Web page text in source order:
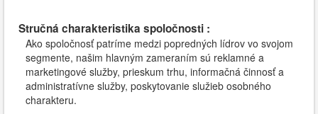
Stručná charakteristika spoločnosti :
Ako spoločnosť patríme medzi popredných lídrov vo svojom
segmente, našim hlavným zameraním sú reklamné a
marketingové služby, prieskum trhu, informačná činnosť a
administratívne služby, poskytovanie služieb osobného
charakteru.